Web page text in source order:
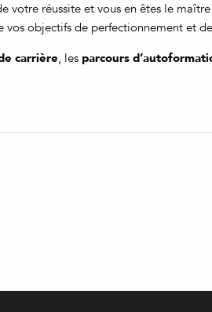
réussite et vous en êtes le
vos objectifs de perfectionnement et
carrière, les parcours